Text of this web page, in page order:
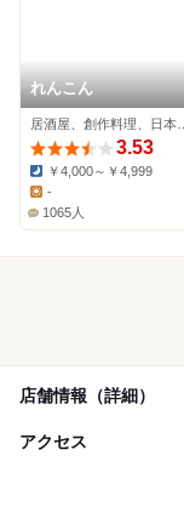
れんこん
3.53
Dinner:
￥4,000～￥4,999
-
1065人
店舗情報（詳細）
アクセス